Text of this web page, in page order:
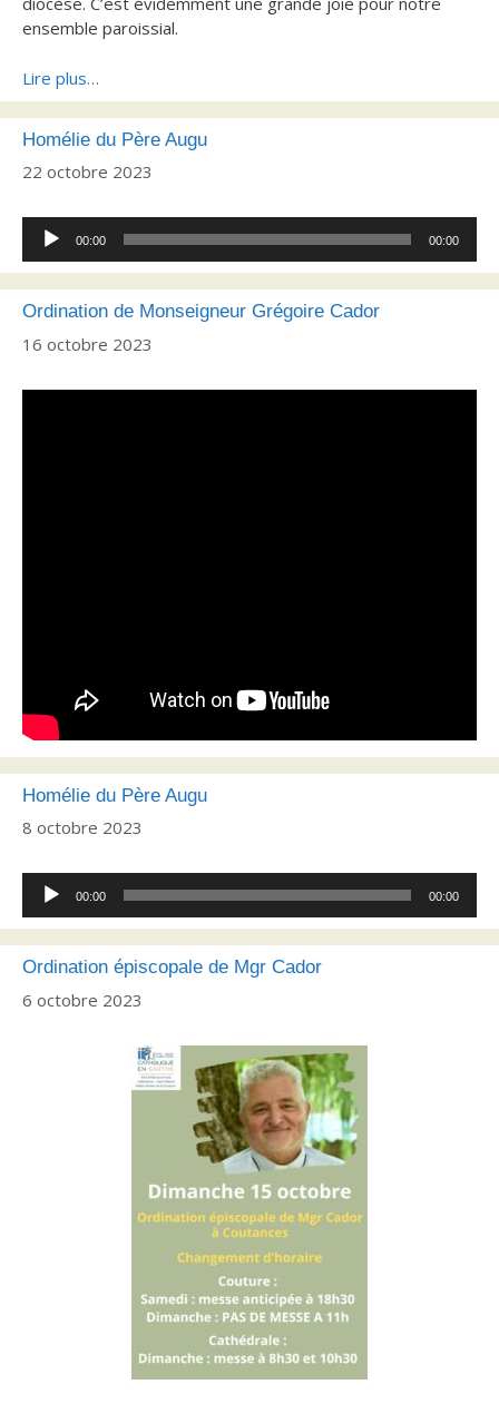
ensemble paroissial.
Lire plus…
Homélie du Père Augu
22 octobre 2023
Lecteur
audio
00:00 00:00
Ordination de Monseigneur Grégoire Cador
16 octobre 2023
Homélie du Père Augu
8 octobre 2023
Lecteur
audio
00:00 00:00
Ordination épiscopale de Mgr Cador
6 octobre 2023